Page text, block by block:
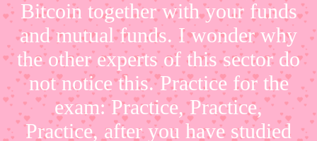
Bitcoin together with your funds
and mutual funds. I wonder why
the other experts of this sector do
not notice this. Practice for the
exam: Practice, Practice,
Practice, after you have studied